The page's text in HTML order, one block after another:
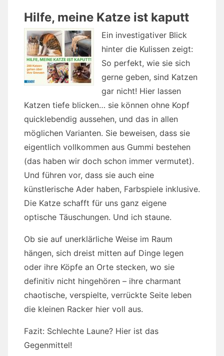
Hilfe, meine Katze ist kaputt
Ein investigativer Blick
hinter die Kulissen zeigt:
So perfekt, wie sie sich
gerne geben, sind Katzen
gar nicht! Hier lassen
Katzen tiefe blicken… sie können ohne Kopf
quicklebendig aussehen, und das in allen
möglichen Varianten. Sie beweisen, dass sie
eigentlich vollkommen aus Gummi bestehen
(das haben wir doch schon immer vermutet).
Und führen vor, dass sie auch eine
künstlerische Ader haben, Farbspiele inklusive.
Die Katze schafft für uns ganz eigene
optische Täuschungen. Und ich staune.
Ob sie auf unerklärliche Weise im Raum
hängen, sich dreist mitten auf Dinge legen
oder ihre Köpfe an Orte stecken, wo sie
definitiv nicht hingehören – ihre charmant
chaotische, verspielte, verrückte Seite leben
die kleinen Racker hier voll aus.
Fazit: Schlechte Laune? Hier ist das
Gegenmittel!